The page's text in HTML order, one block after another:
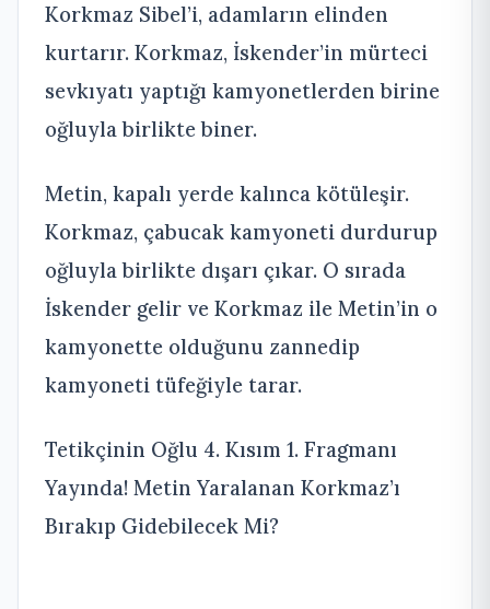
Korkmaz Sibel’i, adamların elinden
kurtarır. Korkmaz, İskender’in mürteci
sevkıyatı yaptığı kamyonetlerden birine
oğluyla birlikte biner.
Metin, kapalı yerde kalınca kötüleşir.
Korkmaz, çabucak kamyoneti durdurup
oğluyla birlikte dışarı çıkar. O sırada
İskender gelir ve Korkmaz ile Metin’in o
kamyonette olduğunu zannedip
kamyoneti tüfeğiyle tarar.
Tetikçinin Oğlu 4. Kısım 1. Fragmanı
Yayında! Metin Yaralanan Korkmaz’ı
Bırakıp Gidebilecek Mi?